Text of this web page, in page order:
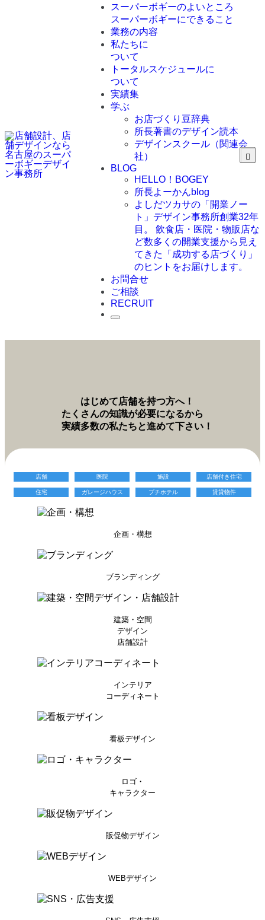
スーパーボギーのよいところ
スーパーボギーにできること
業務の内容
私たちに
ついて
トータルスケジュールに
ついて
実績集
学ぶ
お店づくり豆辞典
所長著書のデザイン読本
デザインスクール（関連会
社）
BLOG
HELLO！BOGEY
所長よーかんblog
よしだツカサの「開業ノー
ト」 デザイン事務所創業32年
目。 飲食店・医院・物販店な
ど数多くの開業支援から見え
てきた「成功する店づくり」
のヒントをお届けします。
お問合せ
ご相談
RECRUIT
はじめて店舗を持つ方へ！
たくさんの知識が必要になるから
実績多数の私たちと進めて下さい！
店舗 医院 施設 店舗付き住宅
住宅 ガレージハウス プチホテル 賃貸物件
企画・構想
ブランディング
建築・空間
デザイン
店舗設計
インテリア
コーディネート
看板デザイン
ロゴ・
キャラクター
販促物デザイン
WEBデザイン